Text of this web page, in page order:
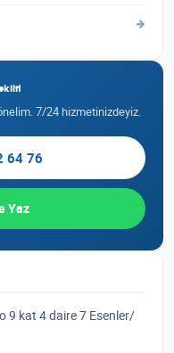
7/24 hizmetinizdeyiz.
64 76
Yaz
9 kat 4 daire 7 Esenler/